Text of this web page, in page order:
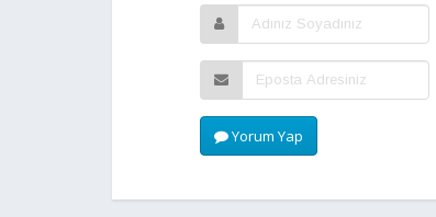
Yorum Yap